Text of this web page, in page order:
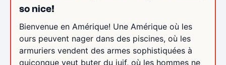
so nice!
Bienvenue en Amérique! Une Amérique où les
ours peuvent nager dans des piscines, où les
armuriers vendent des armes sophistiquées à
quiconque veut buter du juif, où les hommes ne